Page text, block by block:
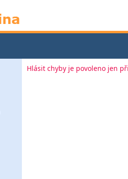
Hlásit chyby je povoleno jen